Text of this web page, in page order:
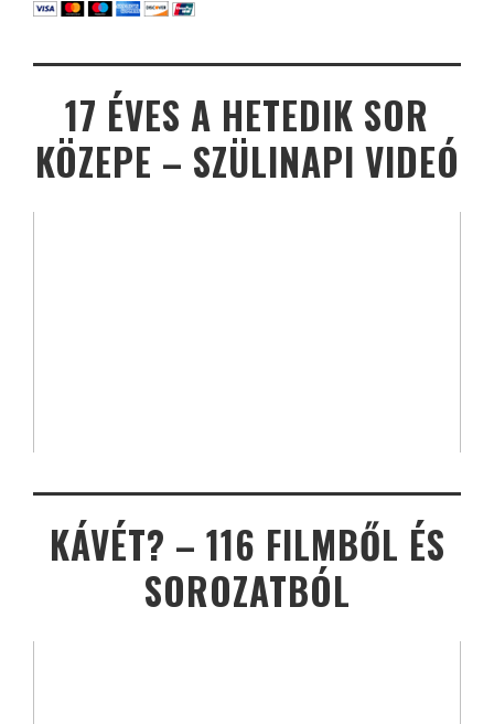
17 ÉVES A HETEDIK SOR
KÖZEPE – SZÜLINAPI VIDEÓ
KÁVÉT? – 116 FILMBŐL ÉS
SOROZATBÓL